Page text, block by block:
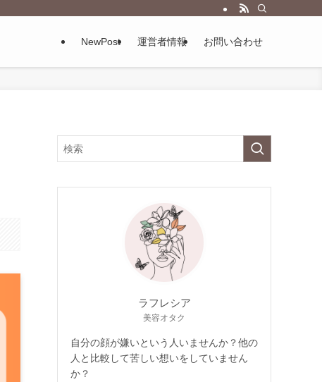
NewPost 運営者情報 お問い合わせ
ラフレシア
美容オタク
自分の顔が嫌いという人いませんか？他の
人と比較して苦しい想いをしていません
か？